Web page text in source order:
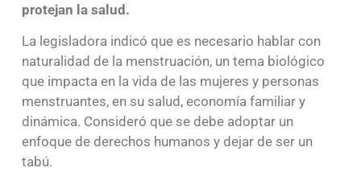
protejan la salud.
La legisladora indicó que es necesario hablar con
naturalidad de la menstruación, un tema biológico
que impacta en la vida de las mujeres y personas
menstruantes, en su salud, economía familiar y
dinámica. Consideró que se debe adoptar un
enfoque de derechos humanos y dejar de ser un
tabú.